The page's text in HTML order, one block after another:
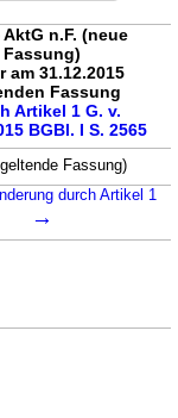
AktG n.F. (neue
Fassung)
am 31.12.2015
Fassung
Artikel 1 G. v.
BGBl. I S. 2565
Fassung)
durch Artikel 1
→